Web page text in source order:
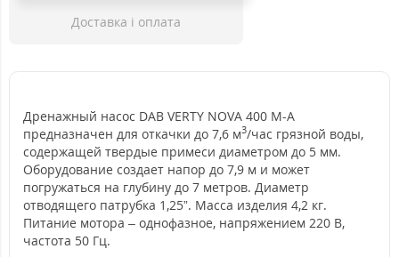
Доставка і оплата
Дренажный насос DAB VERTY NOVA 400 М-А
предназначен для откачки до 7,6 м3/час грязной воды,
содержащей твердые примеси диаметром до 5 мм.
Оборудование создает напор до 7,9 м и может
погружаться на глубину до 7 метров. Диаметр
отводящего патрубка 1,25”. Масса изделия 4,2 кг.
Питание мотора – однофазное, напряжением 220 В,
частота 50 Гц.